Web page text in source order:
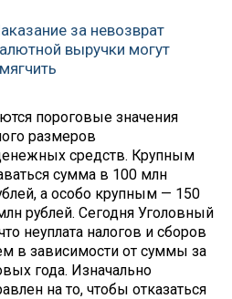
за невозврат
выручки могут
пороговые значения
размеров
средств. Крупным
сумма в 100 млн
а особо крупным — 150
рублей. Сегодня Уголовный
неуплата налогов и сборов
в зависимости от суммы за
года. Изначально
на то, чтобы отказаться